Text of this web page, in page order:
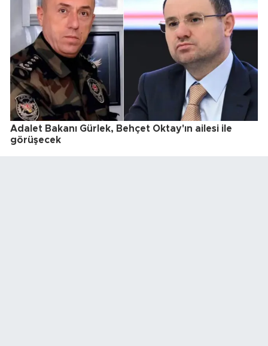
Adalet Bakanı Gürlek, Behçet Oktay'ın ailesi ile
görüşecek